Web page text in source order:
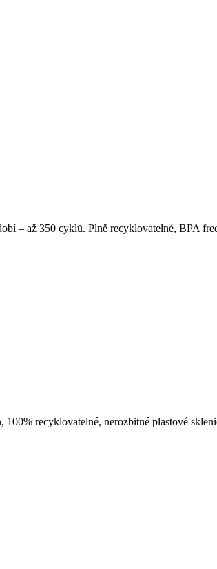
– až 350 cyklů. Plně recyklovatelné, BPA
recyklovatelné, nerozbitné plastové